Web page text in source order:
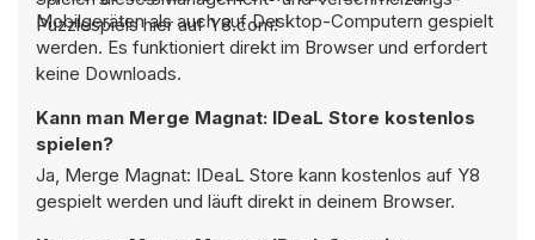
Puzzlespiels hier auf Y8.com!
Mobilgeräten als auch auf Desktop-Computern gespielt
werden. Es funktioniert direkt im Browser und erfordert
keine Downloads.
Kann man Merge Magnat: IDeaL Store kostenlos
spielen?
Ja, Merge Magnat: IDeaL Store kann kostenlos auf Y8
gespielt werden und läuft direkt in deinem Browser.